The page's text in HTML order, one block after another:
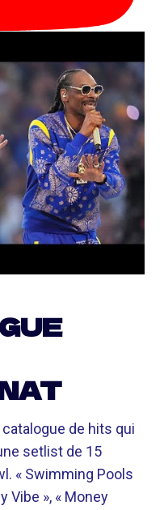
de hits qui
setlist de 15
« Swimming Pools
Vibe », « Money